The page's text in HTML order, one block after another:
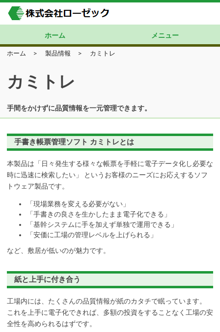
ホーム メニュー
ホーム > 製品情報 > カミトレ
カミトレ
手間をかけずに品質情報を一元管理できます。
手書き帳票管理ソフト カミトレとは
本製品は「日々発生する様々な帳票を手軽に電子データ化し必要な
時に迅速に検索したい」 というお客様のニーズにお応えするソフ
トウェア製品です。
「現場業務を変える必要がない」
「手書きの良さを生かしたまま電子化できる」
「基幹システムに手を加えず単独で運用できる」
「安価に工場の管理レベルを上げられる」
など、敷居が低いのが魅力です。
紙と上手に付き合う
工場内には、たくさんの品質情報が紙のカタチで眠っています。
これを上手に電子化できれば、多額の投資をすることなく工場の安
全性を高められるはずです。